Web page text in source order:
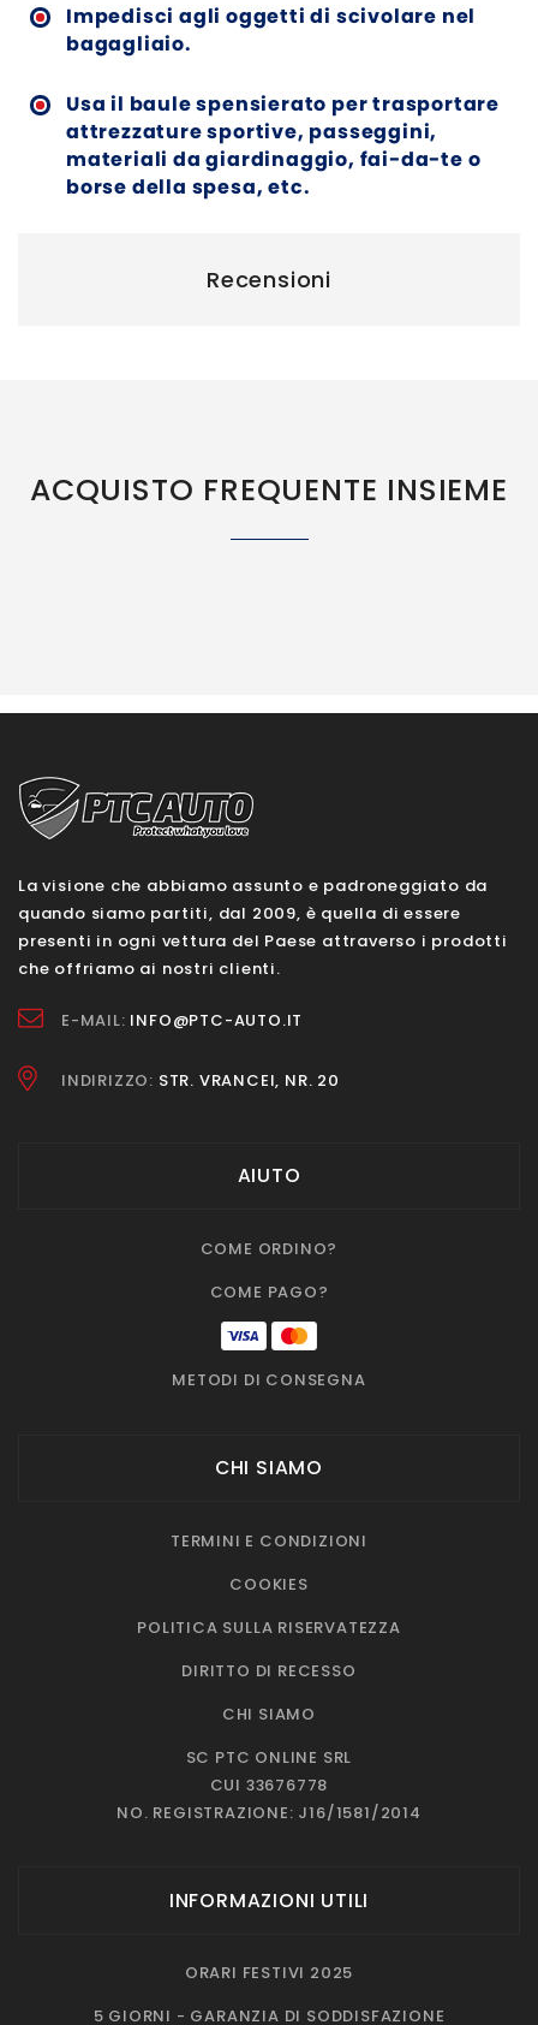
Impedisci agli oggetti di scivolare nel
bagagliaio.
Usa il baule spensierato per trasportare
attrezzature sportive, passeggini,
materiali da giardinaggio, fai-da-te o
borse della spesa, etc.
Recensioni
ACQUISTO FREQUENTE INSIEME
La visione che abbiamo assunto e padroneggiato da
quando siamo partiti, dal 2009, è quella di essere
presenti in ogni vettura del Paese attraverso i prodotti
che offriamo ai nostri clienti.
E-MAIL: INFO@PTC-AUTO.IT
INDIRIZZO: STR. VRANCEI, NR. 20
AIUTO
COME ORDINO?
COME PAGO?
METODI DI CONSEGNA
CHI SIAMO
TERMINI E CONDIZIONI
COOKIES
POLITICA SULLA RISERVATEZZA
DIRITTO DI RECESSO
CHI SIAMO
SC PTC ONLINE SRL
CUI 33676778
NO. REGISTRAZIONE: J16/1581/2014
INFORMAZIONI UTILI
ORARI FESTIVI 2025
5 GIORNI - GARANZIA DI SODDISFAZIONE